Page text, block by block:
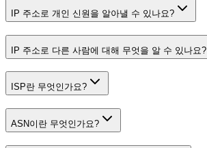
IP 주소로 개인 신원을 알아낼 수 있나요?
IP 주소로 다른 사람에 대해 무엇을 알 수 있나요?
ISP란 무엇인가요?
ASN이란 무엇인가요?